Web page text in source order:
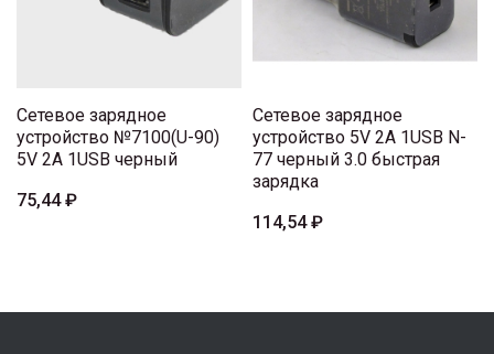
Сетевое зарядное
устройство №7100(U-90)
5V 2A 1USB черный
75,44 ₽
Сетевое зарядное
устройство 5V 2A 1USB N-
77 черный 3.0 быстрая
зарядка
114,54 ₽